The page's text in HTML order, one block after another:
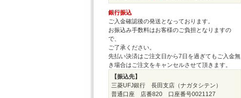
銀行振込
ご入金確認後の発送となっております。
お振込み手数料はお客様のご負担となりますの
で、
ご了承ください。
先払い決済はご注文日から7日を過ぎてもご入金無
き場合はご注文をキャンセルさせて頂きます。
【振込先】
三菱UFJ銀行 長田支店（ナガタシテン）
普通口座 店番820 口座番号0021127